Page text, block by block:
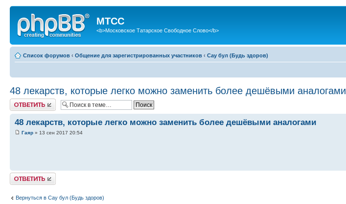
МТСС
<b>Московское Татарское Свободное Слово</b>
Список форумов ‹ Общение для зарегистрированных участников ‹ Сау бул (Будь здоров)
48 лекарств, которые легко можно заменить более дешёвыми аналогами
Ответить
48 лекарств, которые легко можно заменить более дешёвыми аналогами
Гаяр » 13 сен 2017 20:54
Ответить
Вернуться в Сау бул (Будь здоров)